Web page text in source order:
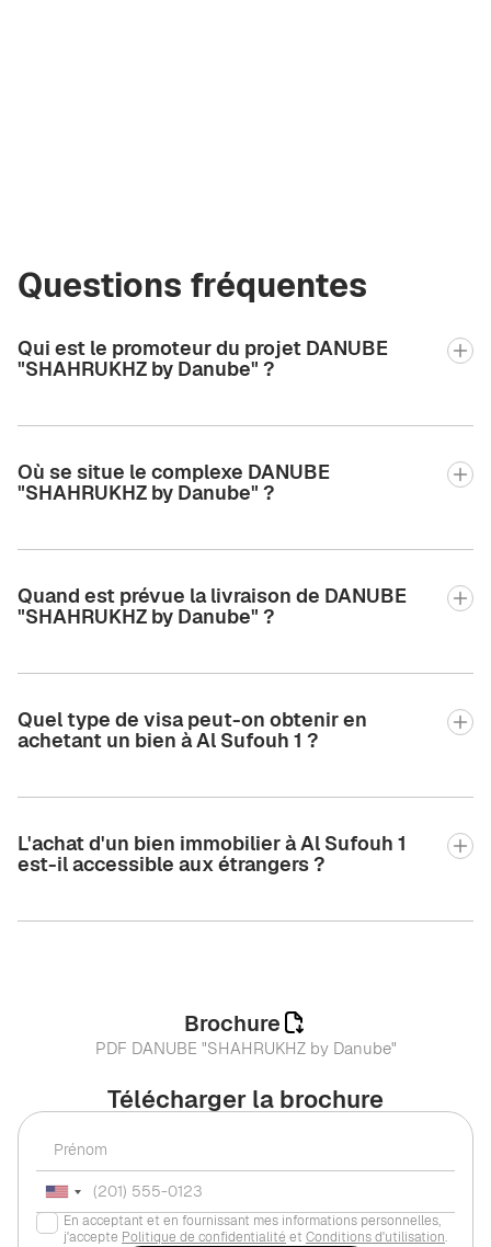
Questions fréquentes
Qui est le promoteur du projet DANUBE
"SHAHRUKHZ by Danube" ?
Où se situe le complexe DANUBE
"SHAHRUKHZ by Danube" ?
Quand est prévue la livraison de DANUBE
"SHAHRUKHZ by Danube" ?
Quel type de visa peut-on obtenir en
achetant un bien à Al Sufouh 1 ?
L'achat d'un bien immobilier à Al Sufouh 1
est-il accessible aux étrangers ?
Télécharger la brochure
En acceptant et en fournissant mes informations personnelles,
j'accepte Politique de confidentialité et Conditions d'utilisation.
Brochure
PDF DANUBE "SHAHRUKHZ by Danube"